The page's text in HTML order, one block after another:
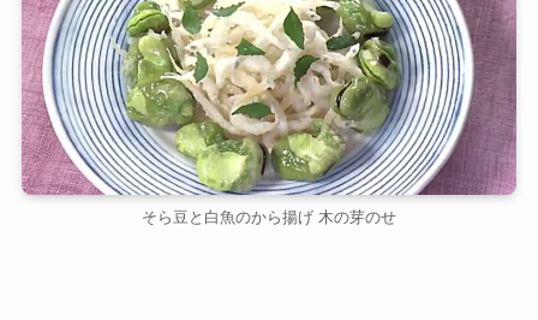
そら豆と白魚のから揚げ 木の芽のせ